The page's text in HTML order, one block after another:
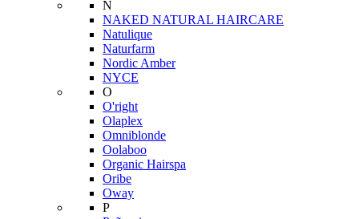
N
NAKED NATURAL HAIRCARE
Natulique
Naturfarm
Nordic Amber
NYCE
O
O'right
Olaplex
Omniblonde
Oolaboo
Organic Hairspa
Oribe
Oway
P